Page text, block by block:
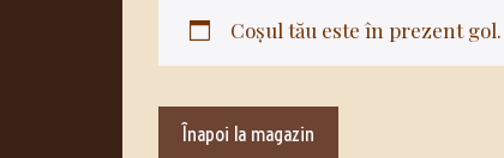
Coșul tău este în prezent gol.
Înapoi la magazin